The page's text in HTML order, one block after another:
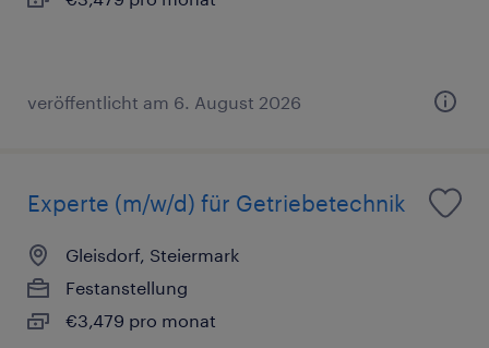
veröffentlicht am 6. August 2026
Experte (m/w/d) für Getriebetechnik
Gleisdorf, Steiermark
Festanstellung
€3,479 pro monat